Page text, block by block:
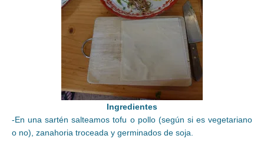
Ingredientes
-En una sartén salteamos tofu o pollo (según si es vegetariano
o no), zanahoria troceada y germinados de soja.